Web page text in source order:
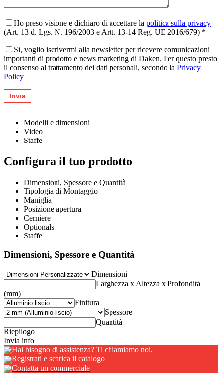
Ho preso visione e dichiaro di accettare la politica sulla privacy
(Art. 13 d. Lgs. N. 196/2003 e Artt. 13-14 Reg. UE 2016/679) *
Sì, voglio iscrivermi alla newsletter per ricevere comunicazioni
importanti di prodotto e news marketing di Daken. Per questo presto
il consenso al trattamento dei dati personali, secondo la Privacy
Policy
Modelli e dimensioni
Video
Staffe
Configura il tuo prodotto
Dimensioni, Spessore e Quantità
Tipologia di Montaggio
Maniglia
Posizione apertura
Cerniere
Optionals
Staffe
Dimensioni, Spessore e Quantità
Dimensioni
Larghezza x Altezza x Profondità
(mm)
Finitura
Spessore
Quantità
Riepilogo
Invia info
Hai bisogno di assistenza? Ti chiamiamo noi.
Registrati e scarica il catalogo
Contatta un commerciale